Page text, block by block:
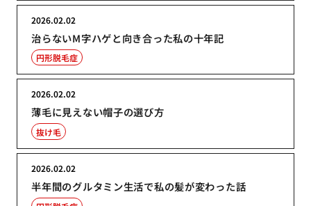
治らないM字ハゲと向き合った私の十年記
2026.02.02
円形脱毛症
薄毛に見えない帽子の選び方
2026.02.02
抜け毛
半年間のグルタミン生活で私の髪が変わった話
2026.02.02